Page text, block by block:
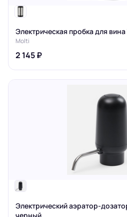
Электрическая пробка для
Molti
2 145 ₽
Электрический аэратор-